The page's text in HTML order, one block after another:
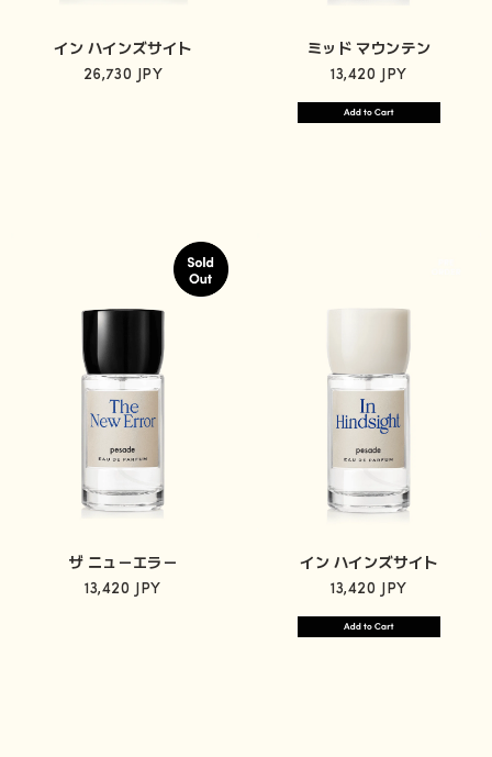
イン ハインズサイト
26,730 JPY
ミッド マウンテン
13,420 JPY
ザ ニューエラー
13,420 JPY
イン ハインズサイト
13,420 JPY